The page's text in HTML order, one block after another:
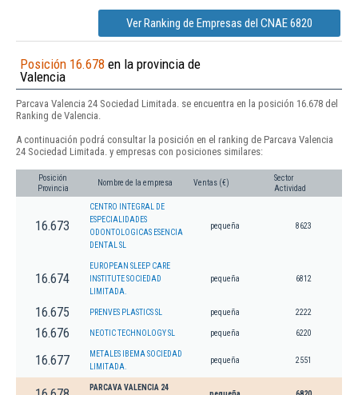
Ver Ranking de Empresas del CNAE 6820
Posición 16.678 en la provincia de
Valencia
Parcava Valencia 24 Sociedad Limitada. se encuentra en la posición 16.678 del
Ranking de Valencia.
A continuación podrá consultar la posición en el ranking de Parcava Valencia
24 Sociedad Limitada. y empresas con posiciones similares:
Posición
Provincia
Nombre de la empresa Ventas (€)
Sector
Actividad
16.673
CENTRO INTEGRAL DE
ESPECIALIDADES
ODONTOLOGICAS ESENCIA
DENTAL SL
pequeña 8623
16.674
EUROPEAN SLEEP CARE
INSTITUTE SOCIEDAD
LIMITADA.
pequeña 6812
16.675 PRENVES PLASTICS SL pequeña 2222
16.676 NEOTIC TECHNOLOGY SL pequeña 6220
16.677
METALES IBEMA SOCIEDAD
LIMITADA.
pequeña 2551
PARCAVA VALENCIA 24